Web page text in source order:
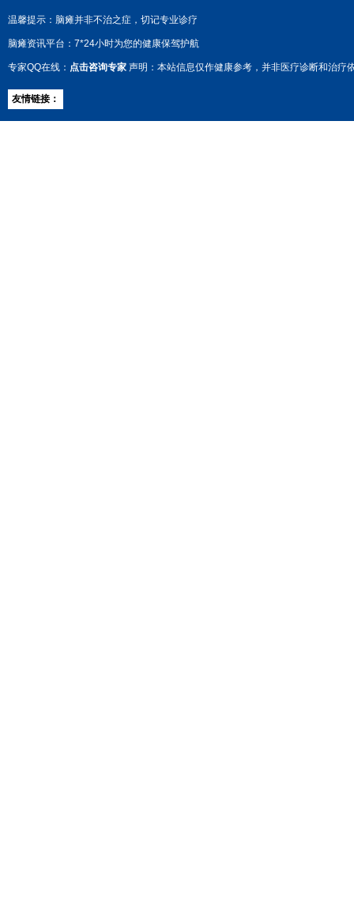
温馨提示：脑瘫并非不治之症，切记专业诊疗
脑瘫资讯平台：7*24小时为您的健康保驾护航
专家QQ在线： 点击咨询专家 声明：本站信息仅作健康参考，并非医疗诊断和治疗
友情链接：